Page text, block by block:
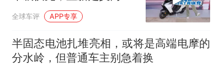
来源：参考消息）
热
西班牙飞地休达边境，摩洛
争议，此前一天内数万人从摩
洛哥涌入西班牙
补能方式！
全球车评 APP专享
半固态电池扎堆亮相，或将是高端电摩的
分水岭，但普通车主别急着换